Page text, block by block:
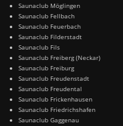
Saunaclub Möglingen
Saunaclub Fellbach
Saunaclub Feuerbach
Saunaclub Filderstadt
Saunaclub Fils
Saunaclub Freiberg (Neckar)
Saunaclub Freiburg
Saunaclub Freudenstadt
Saunaclub Freudental
Saunaclub Frickenhausen
Saunaclub Friedrichshafen
Saunaclub Gaggenau